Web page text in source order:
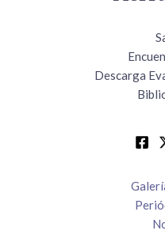
Descarga